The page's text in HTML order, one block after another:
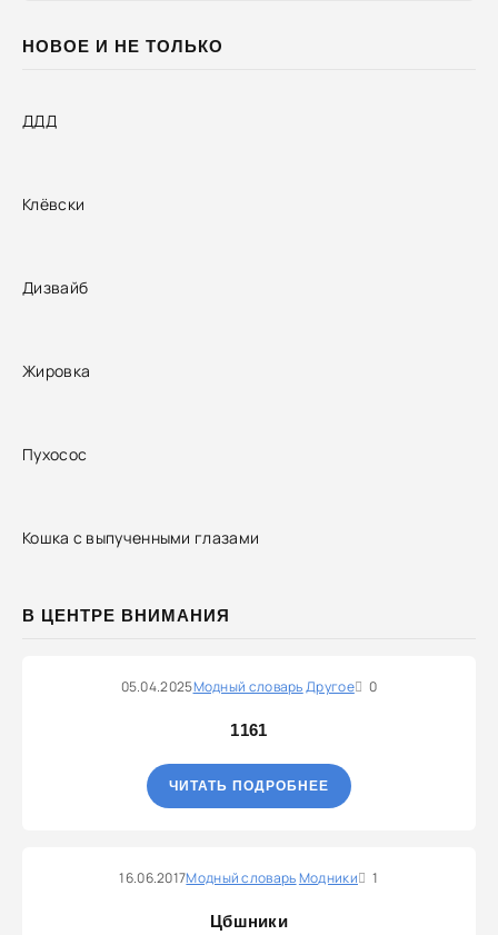
НОВОЕ И НЕ ТОЛЬКО
ДДД
Клёвски
Дизвайб
Жировка
Пухосос
Кошка с выпученными глазами
В ЦЕНТРЕ ВНИМАНИЯ
05.04.2025Модный словарьДругое 0
1161
ЧИТАТЬ ПОДРОБНЕЕ
16.06.2017Модный словарьМодники 1
Цбшники